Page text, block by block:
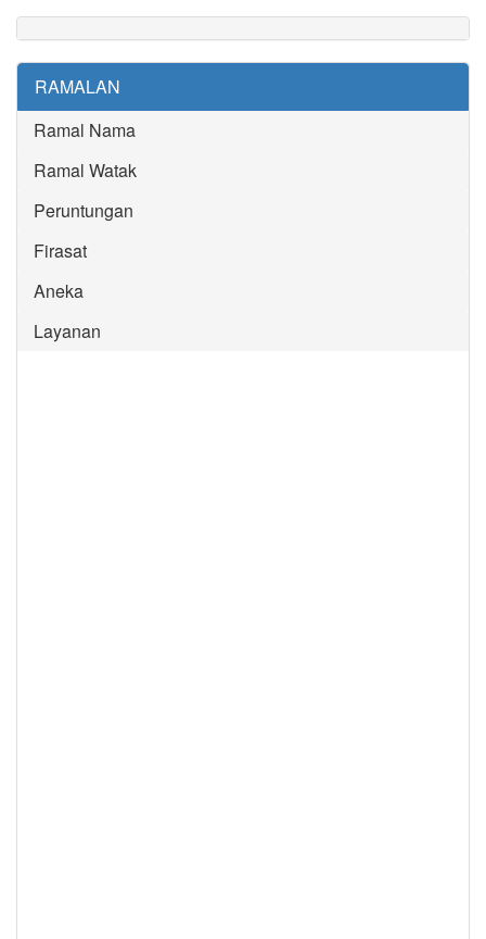
RAMALAN
Ramal Nama
Ramal Watak
Peruntungan
Firasat
Aneka
Layanan